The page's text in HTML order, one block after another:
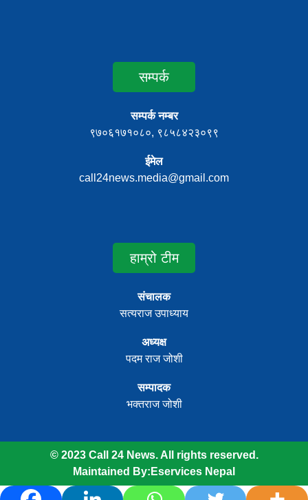
सम्पर्क
सम्पर्क नम्बर
९७०६१७१०८०, ९८५८४२३०९९
ईमेल
call24news.media@gmail.com
हाम्रो टीम
संचालक
सत्यराज उपाध्याय
अध्यक्ष
पदम राज जोशी
सम्पादक
भक्तराज जोशी
© 2023 Call 24 News. All rights reserved.
Maintained By: Eservices Nepal